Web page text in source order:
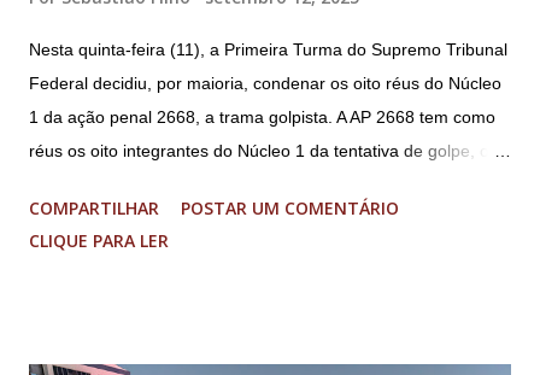
Nesta quinta-feira (11), a Primeira Turma do Supremo Tribunal
Federal decidiu, por maioria, condenar os oito réus do Núcleo
1 da ação penal 2668, a trama golpista. A AP 2668 tem como
réus os oito integrantes do Núcleo 1 da tentativa de golpe, ou
(PGR): o deputado federal Alexandre Ramagem, ex-diretor da
Agência Brasileira de Inteligência (Abin); o almirante Almir
COMPARTILHAR
POSTAR UM COMENTÁRIO
CLIQUE PARA LER